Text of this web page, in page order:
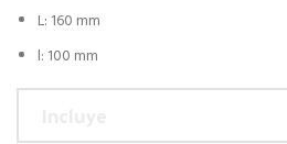
L: 160 mm
l: 100 mm